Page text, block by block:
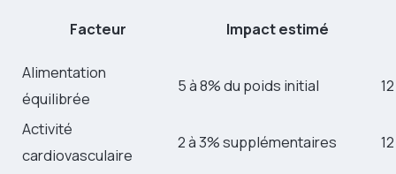
Facteur Impact estimé
Alimentation
équilibrée
5 à 8% du poids initial
Activité
cardiovasculaire
2 à 3% supplémentaires